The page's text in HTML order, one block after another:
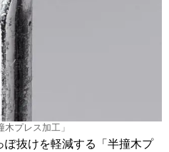
プレス加工」
抜けを軽減する「半撞木プ